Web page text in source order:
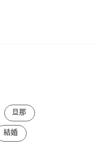
旦那
結婚